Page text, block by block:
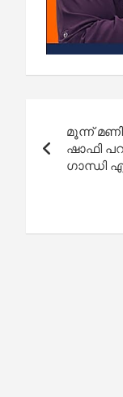
മൂന്ന്
ഷാഫി
ഗാന്ധി